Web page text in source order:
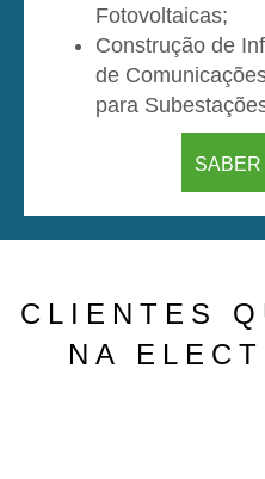
Fotovoltaicas;
Construção de
de
para
SABER
CLIENTES
NA